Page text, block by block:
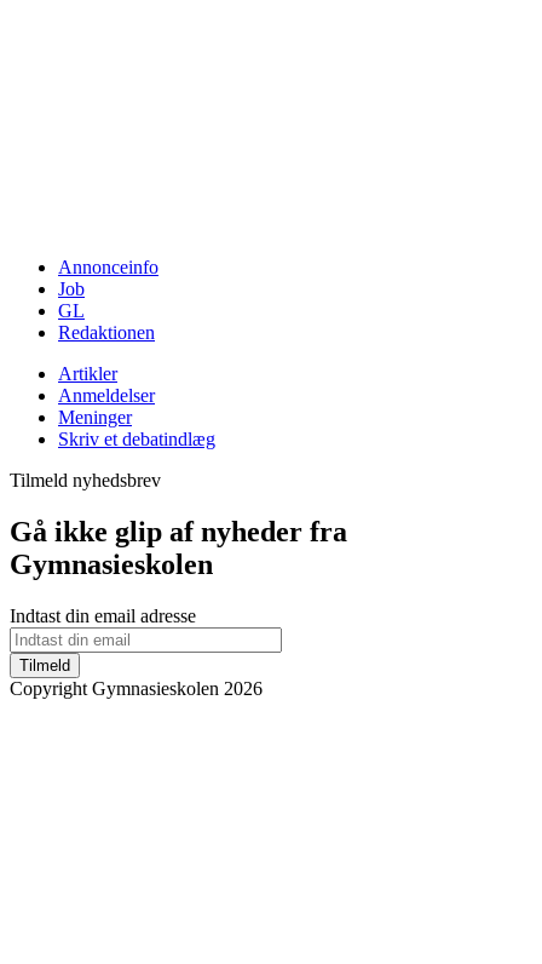
Annonceinfo
Job
GL
Redaktionen
Artikler
Anmeldelser
Meninger
Skriv et debatindlæg
Tilmeld nyhedsbrev
Gå ikke glip af nyheder fra
Gymnasieskolen
Indtast din email adresse
Tilmeld
Copyright Gymnasieskolen 2026